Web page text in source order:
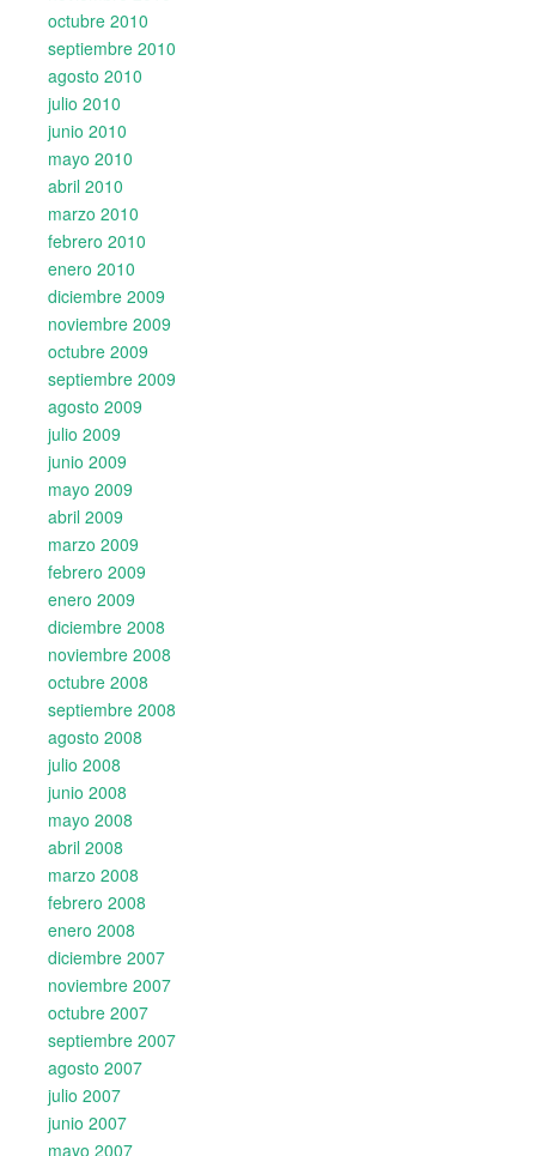
octubre 2010
septiembre 2010
agosto 2010
julio 2010
junio 2010
mayo 2010
abril 2010
marzo 2010
febrero 2010
enero 2010
diciembre 2009
noviembre 2009
octubre 2009
septiembre 2009
agosto 2009
julio 2009
junio 2009
mayo 2009
abril 2009
marzo 2009
febrero 2009
enero 2009
diciembre 2008
noviembre 2008
octubre 2008
septiembre 2008
agosto 2008
julio 2008
junio 2008
mayo 2008
abril 2008
marzo 2008
febrero 2008
enero 2008
diciembre 2007
noviembre 2007
octubre 2007
septiembre 2007
agosto 2007
julio 2007
junio 2007
mayo 2007